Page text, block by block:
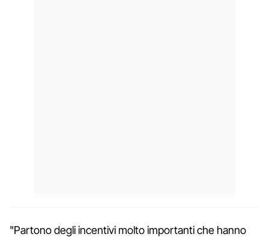
"Partono degli incentivi molto importanti che hanno